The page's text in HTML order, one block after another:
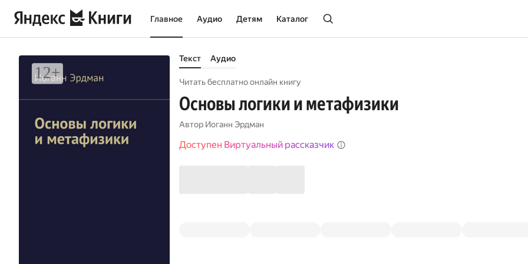
Главное Аудио Детям Каталог
Текст Аудио
Читать бесплатно онлайн книгу
Основы логики и метафизики
Автор Иоганн Эрдман
Доступен Виртуальный рассказчик